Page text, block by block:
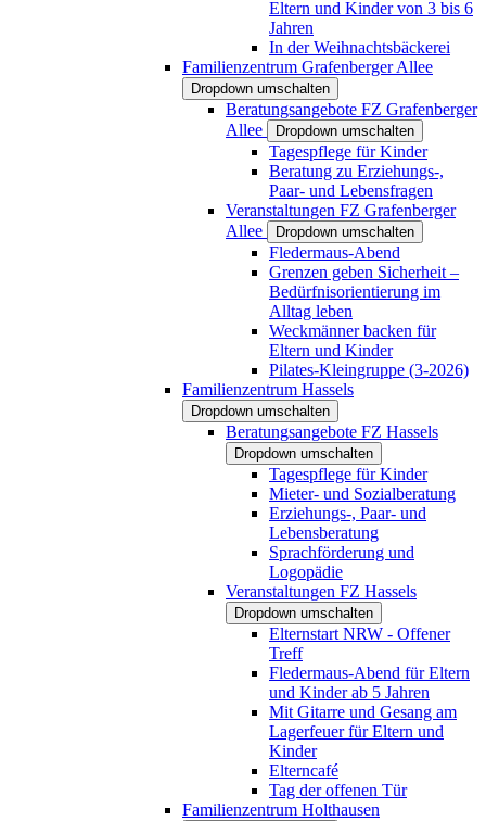
Eltern und Kinder von 3 bis 6
Jahren
In der Weihnachtsbäckerei
Familienzentrum Grafenberger Allee
Dropdown umschalten
Beratungsangebote FZ Grafenberger
Allee
Dropdown umschalten
Tagespflege für Kinder
Beratung zu Erziehungs-,
Paar- und Lebensfragen
Veranstaltungen FZ Grafenberger
Allee
Dropdown umschalten
Fledermaus-Abend
Grenzen geben Sicherheit –
Bedürfnisorientierung im
Alltag leben
Weckmänner backen für
Eltern und Kinder
Pilates-Kleingruppe (3-2026)
Familienzentrum Hassels
Dropdown umschalten
Beratungsangebote FZ Hassels
Dropdown umschalten
Tagespflege für Kinder
Mieter- und Sozialberatung
Erziehungs-, Paar- und
Lebensberatung
Sprachförderung und
Logopädie
Veranstaltungen FZ Hassels
Dropdown umschalten
Elternstart NRW - Offener
Treff
Fledermaus-Abend für Eltern
und Kinder ab 5 Jahren
Mit Gitarre und Gesang am
Lagerfeuer für Eltern und
Kinder
Elterncafé
Tag der offenen Tür
Familienzentrum Holthausen